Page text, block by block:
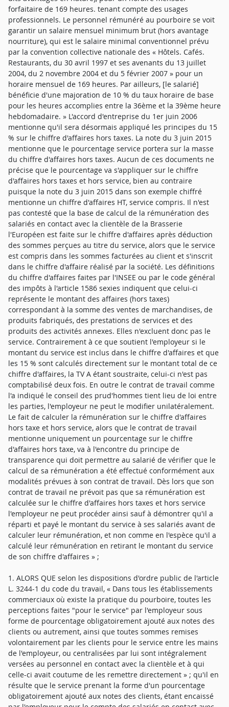
forfaitaire de 169 heures. tenant compte des usages
professionnels. Le personnel rémunéré au pourboire se voit
garantir un salaire mensuel minimum brut (hors avantage
nourriture), qui est le salaire minimal conventionnel prévu
par la convention collective nationale des « Hôtels. Cafés.
Restaurants, du 30 avril 1997 et ses avenants du 13 juillet
2004, du 2 novembre 2004 et du 5 février 2007 » pour un
horaire mensuel de 169 heures. Par ailleurs, [le salarié]
bénéficie d'une majoration de 10 % du taux horaire de base
pour les heures accomplies entre la 36ème et la 39ème heure
hebdomadaire. » L'accord d'entreprise du 1er juin 2006
mentionne qu'il sera désormais appliqué les principes du 15
% sur le chiffre d'affaires hors taxes. La note du 3 juin 2015
mentionne que le pourcentage service portera sur la masse
du chiffre d'affaires hors taxes. Aucun de ces documents ne
précise que le pourcentage va s'appliquer sur le chiffre
d'affaires hors taxes et hors service, bien au contraire
puisque la note du 3 juin 2015 dans son exemple chiffré
mentionne un chiffre d'affaires HT, service compris. Il n'est
pas contesté que la base de calcul de la rémunération des
salariés en contact avec la clientèle de la Brasserie
l'Européen est faite sur le chiffre d'affaires après déduction
des sommes perçues au titre du service, alors que le service
est compris dans les sommes facturées au client et s'inscrit
dans le chiffre d'affaire réalisé par la société. Les définitions
du chiffre d'affaires faites par l'INSEE ou par le code général
des impôts à l'article 1586 sexies indiquent que celui-ci
représente le montant des affaires (hors taxes)
correspondant à la somme des ventes de marchandises, de
produits fabriqués, des prestations de services et des
produits des activités annexes. Elles n'excluent donc pas le
service. Contrairement à ce que soutient l'employeur si le
montant du service est inclus dans le chiffre d'affaires et que
les 15 % sont calculés directement sur le montant total de ce
chiffre d'affaires, la TV A étant soustraite, celui-ci n'est pas
comptabilisé deux fois. En outre le contrat de travail comme
l'a indiqué le conseil des prud'hommes tient lieu de loi entre
les parties, l'employeur ne peut le modifier unilatéralement.
Le fait de calculer la rémunération sur le chiffre d'affaires
hors taxe et hors service, alors que le contrat de travail
mentionne uniquement un pourcentage sur le chiffre
d'affaires hors taxe, va à l'encontre du principe de
transparence qui doit permettre au salarié de vérifier que le
calcul de sa rémunération a été effectué conformément aux
modalités prévues à son contrat de travail. Dès lors que son
contrat de travail ne prévoit pas que sa rémunération est
calculée sur le chiffre d'affaires hors taxes et hors service
l'employeur ne peut procéder ainsi sauf à démontrer qu'il a
réparti et payé le montant du service à ses salariés avant de
calculer leur rémunération, et non comme en l'espèce qu'il a
calculé leur rémunération en retirant le montant du service
de son chiffre d'affaires » ;
1. ALORS QUE selon les dispositions d'ordre public de l'article
L. 3244-1 du code du travail, « Dans tous les établissements
commerciaux où existe la pratique du pourboire, toutes les
perceptions faites "pour le service" par l'employeur sous
forme de pourcentage obligatoirement ajouté aux notes des
clients ou autrement, ainsi que toutes sommes remises
volontairement par les clients pour le service entre les mains
de l'employeur, ou centralisées par lui sont intégralement
versées au personnel en contact avec la clientèle et à qui
celle-ci avait coutume de les remettre directement » ; qu'il en
résulte que le service prenant la forme d'un pourcentage
obligatoirement ajouté aux notes des clients, étant encaissé